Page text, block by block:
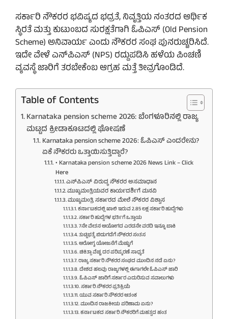
ಸರ್ಕಾರಿ ನೌಕರರ ಭವಿಷ್ಯದ ಭದ್ರತೆ, ನಿವೃತ್ತಿಯ ನಂತರದ ಆರ್ಥಿಕ
ಸ್ಥಿರತೆ ಮತ್ತು ಕುಟುಂಬದ ಸುರಕ್ಷತೆಗಾಗಿ ಓಪಿಎಸ್ (Old Pension
Scheme) ಅನಿವಾರ್ಯ ಎಂದು ನೌಕರರ ಸಂಘ ಪುನರುಚ್ಚರಿಸಿದೆ.
ಇದೇ ವೇಳೆ ಎನ್‌ಪಿಎಸ್‌ (NPS) ರದ್ದುಪಡಿಸಿ ಹಳೆಯ ಪಿಂಚಣಿ
ವ್ಯವಸ್ಥೆ ಜಾರಿಗೆ ತರಬೇಕೆಂಬ ಆಗ್ರಹ ಮತ್ತೆ ತೀವ್ರಗೊಂಡಿದೆ.
Table of Contents
Karnataka pension scheme 2026: ಬೆಂಗಳೂರಿನಲ್ಲಿ ರಾಜ್ಯ
ಮಟ್ಟದ ಕ್ರೀಡಾಕೂಟದಲ್ಲಿ ಘೋಷಣೆ
Karnataka pension scheme 2026: ಓಪಿಎಸ್ ಎಂದರೇನು?
ಏಕೆ ನೌಕರರು ಒತ್ತಾಯಿಸುತ್ತಿದ್ದಾರೆ?
• Karnataka pension scheme 2026 News Link – Click
Here
ಎನ್‌ಪಿಎಸ್ ವಿರುದ್ಧ ನೌಕರರ ಅಸಮಾಧಾನ
ಮುಖ್ಯಮಂತ್ರಿಯವರ ಕಾರ್ಯದರ್ಶಿಗೆ ಮನವಿ
ಮುಖ್ಯಮಂತ್ರಿ ಸರ್ಕಾರದ ಮೇಲೆ ನೌಕರರ ವಿಶ್ವಾಸ
ಕರ್ನಾಟಕದಲ್ಲಿ ಖಾಲಿ ಇರುವ 2.85 ಲಕ್ಷ ಸರ್ಕಾರಿ ಹುದ್ದೆಗಳು
ಸರ್ಕಾರಿ ಹುದ್ದೆಗಳ ಭರ್ತಿಗೆ ಒತ್ತಾಯ
7ನೇ ವೇತನ ಆಯೋಗದ ಎರಡನೇ ವರದಿ ಇನ್ನೂ ಬಾಕಿ
ತುಟ್ಟಿಭತ್ಯೆ ಬಿಡುಗಡೆಗೆ ನೌಕರರ ಸಂತಸ
ಆರೋಗ್ಯ ಯೋಜನೆಗೆ ಮೆಚ್ಚುಗೆ
ಚಿಕಿತ್ಸಾ ವೆಚ್ಚ ದರ ಪರಿಷ್ಕರಣೆ ಸಾಧ್ಯತೆ
ರಾಜ್ಯ ಸರ್ಕಾರಿ ನೌಕರರ ಸಂಘದ ಮುಂದಿನ ನಡೆ ಏನು?
ದೇಶದ ಹಲವು ರಾಜ್ಯಗಳಲ್ಲಿ ಈಗಾಗಲೇ ಓಪಿಎಸ್ ಜಾರಿ
ಓಪಿಎಸ್ ಜಾರಿಗೆ ಸರ್ಕಾರ ಎದುರಿಸುವ ಸವಾಲುಗಳು
ಸರ್ಕಾರಿ ನೌಕರರ ಪ್ರತಿಕ್ರಿಯೆ
ಯುವ ಸರ್ಕಾರಿ ನೌಕರರ ಆತಂಕ
ಮುಂದಿನ ರಾಜಕೀಯ ಪರಿಣಾಮ ಏನು?
ಕರ್ನಾಟಕದ ಸರ್ಕಾರಿ ನೌಕರರಿಗೆ ಮಹತ್ವದ ಹಂತ